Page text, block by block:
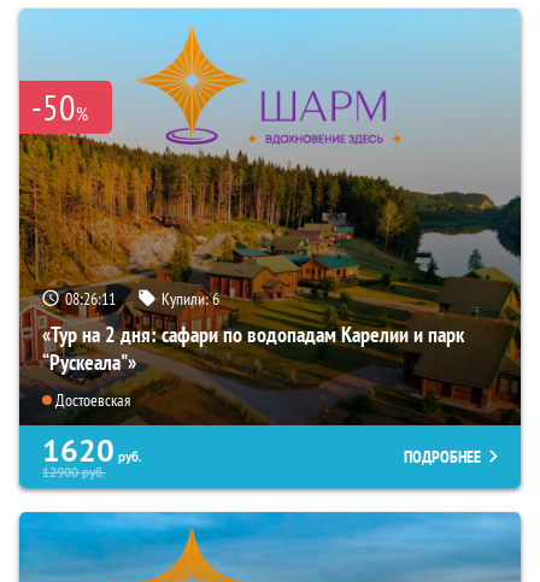
-50%
08:26:09 Купили:6
«Тур на 2 дня: сафари по водопадам Карелии и парк
“Рускеала"»
Достоевская
1620 руб.
12900руб.
ПОДРОБНЕЕ